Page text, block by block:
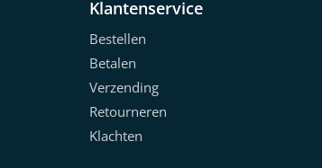
Klantenservice
Bestellen
Betalen
Verzending
Retourneren
Klachten